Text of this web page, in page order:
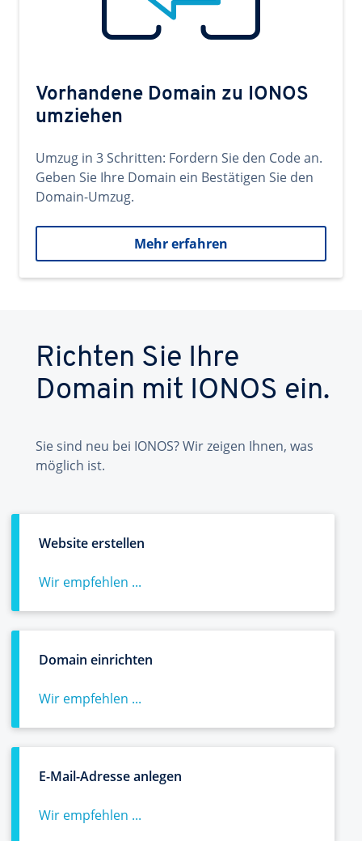
Vorhandene Domain zu IONOS
umziehen
Umzug in 3 Schritten: Fordern Sie den Code an.
Geben Sie Ihre Domain ein Bestätigen Sie den
Domain-Umzug.
Mehr erfahren
Richten Sie Ihre
Domain mit IONOS ein.
Sie sind neu bei IONOS? Wir zeigen Ihnen, was
möglich ist.
Website erstellen
Wir empfehlen ...
Domain einrichten
Wir empfehlen ...
E-Mail-Adresse anlegen
Wir empfehlen ...